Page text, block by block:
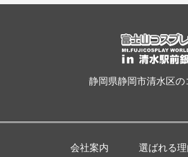
静岡県静岡市清水区の
会社案内 選ばれる